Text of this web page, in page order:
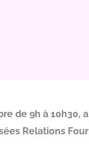
de 9h à
Relations